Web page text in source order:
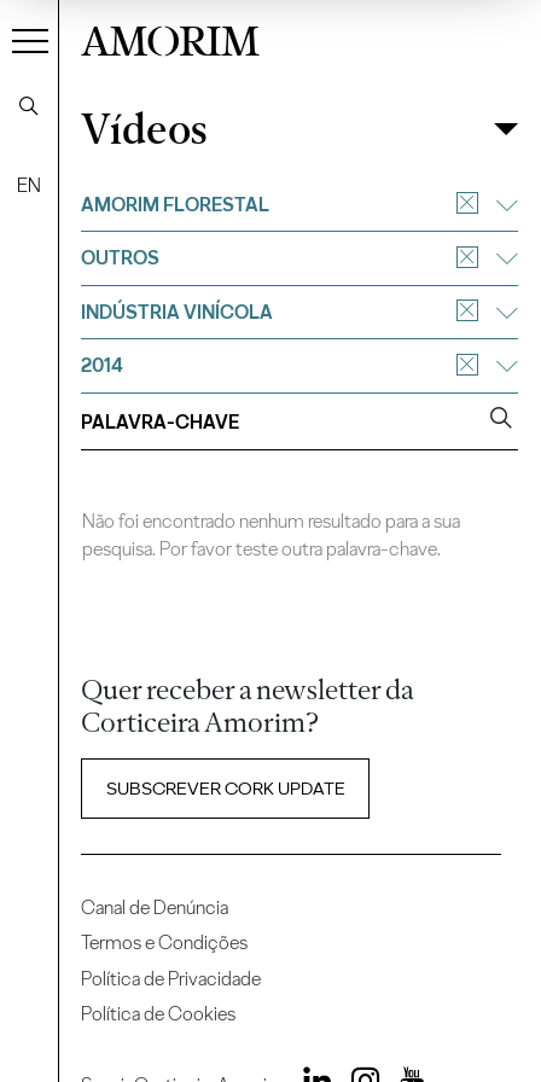
EN
AMORIM
VídeosFiltrar
Vídeos
AMORIM FLORESTAL
OUTROS
INDÚSTRIA VINÍCOLA
2014
Não foi encontrado nenhum resultado para a sua
pesquisa. Por favor teste outra palavra-chave.
Quer receber a newsletter da
Corticeira Amorim?
SUBSCREVER CORK UPDATE
Canal de Denúncia
Termos e Condições
Política de Privacidade
Política de Cookies